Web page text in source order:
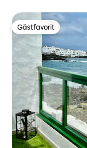
Gästfavorit
Gästfavorit